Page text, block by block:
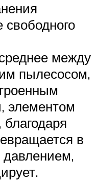
свободного
между
пылесосом,
элементом
благодаря
в
давлением,